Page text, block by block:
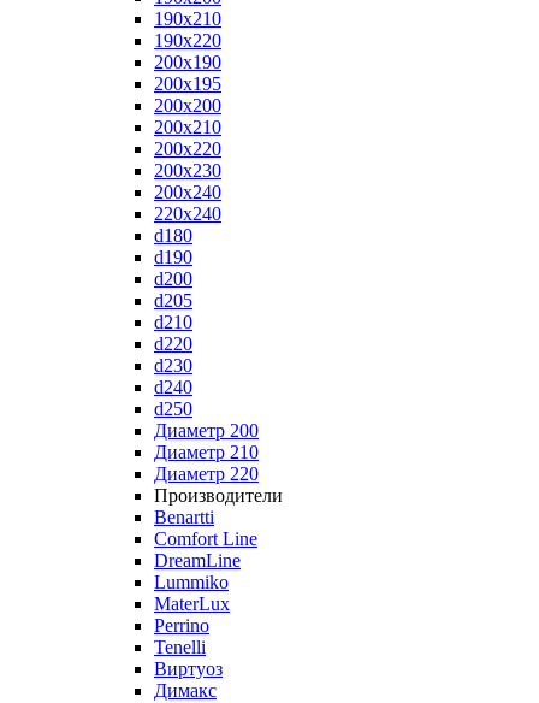
190x210
190x220
200x190
200x195
200x200
200x210
200x220
200x230
200x240
220x240
d180
d190
d200
d205
d210
d220
d230
d240
d250
Диаметр 200
Диаметр 210
Диаметр 220
Производители
Benartti
Comfort Line
DreamLine
Lummiko
MaterLux
Perrino
Tenelli
Виртуоз
Димакс